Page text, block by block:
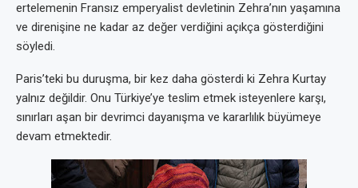
ertelemenin Fransız emperyalist devletinin Zehra’nın yaşamına
ve direnişine ne kadar az değer verdiğini açıkça gösterdiğini
söyledi.
Paris’teki bu duruşma, bir kez daha gösterdi ki Zehra Kurtay
yalnız değildir. Onu Türkiye’ye teslim etmek isteyenlere karşı,
sınırları aşan bir devrimci dayanışma ve kararlılık büyümeye
devam etmektedir.